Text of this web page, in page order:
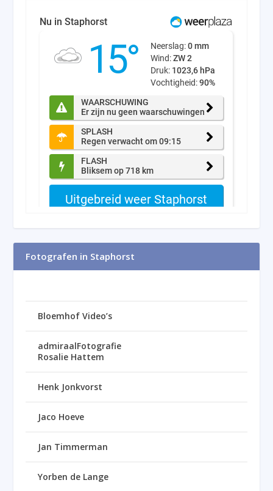
Fotografen in Staphorst
Bloemhof Video’s
admiraalFotografie
Rosalie Hattem
Henk Jonkvorst
Jaco Hoeve
Jan Timmerman
Yorben de Lange